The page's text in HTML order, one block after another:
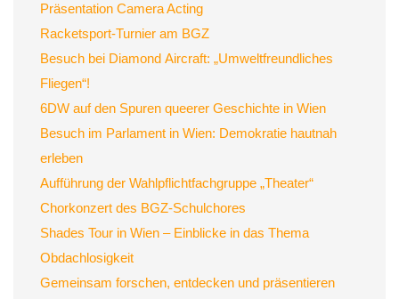
Präsentation Camera Acting
Racketsport-Turnier am BGZ
Besuch bei Diamond Aircraft: „Umweltfreundliches
Fliegen“!
6DW auf den Spuren queerer Geschichte in Wien
Besuch im Parlament in Wien: Demokratie hautnah
erleben
Aufführung der Wahlpflichtfachgruppe „Theater“
Chorkonzert des BGZ-Schulchores
Shades Tour in Wien – Einblicke in das Thema
Obdachlosigkeit
Gemeinsam forschen, entdecken und präsentieren